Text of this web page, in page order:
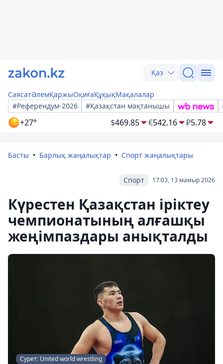
Қаз
СаясатӘлемҚаржыОқиғаҚұқықМақалалар
#Референдум-2026
#Қазақстан мақтанышы
+27° $469.85 €542.16 ₽5.78
Басты Барлық жаңалықтар Спорт жаңалықтары
17:03, 13 мамыр 2026
Спорт
Күрестен Қазақстан іріктеу
чемпионатының алғашқы
жеңімпаздары анықталды
Сурет: United world wrestling